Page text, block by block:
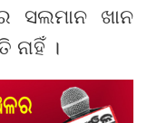
ସଲମାନ ଖାନ
।